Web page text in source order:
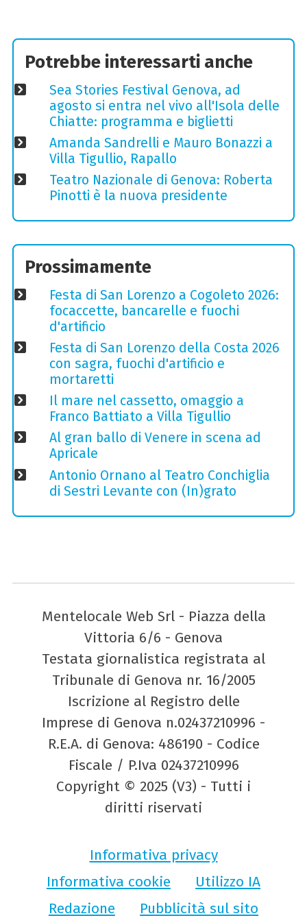
Potrebbe interessarti anche
Sea Stories Festival Genova, ad
agosto si entra nel vivo all'Isola delle
Chiatte: programma e biglietti
Amanda Sandrelli e Mauro Bonazzi a
Villa Tigullio, Rapallo
Teatro Nazionale di Genova: Roberta
Pinotti è la nuova presidente
Prossimamente
Festa di San Lorenzo a Cogoleto 2026:
focaccette, bancarelle e fuochi
d'artificio
Festa di San Lorenzo della Costa 2026
con sagra, fuochi d'artificio e
mortaretti
Il mare nel cassetto, omaggio a
Franco Battiato a Villa Tigullio
Al gran ballo di Venere in scena ad
Apricale
Antonio Ornano al Teatro Conchiglia
di Sestri Levante con (In)grato
Mentelocale Web Srl - Piazza della
Vittoria 6/6 - Genova
Testata giornalistica registrata al
Tribunale di Genova nr. 16/2005
Iscrizione al Registro delle
Imprese di Genova n.02437210996 -
R.E.A. di Genova: 486190 - Codice
Fiscale / P.Iva 02437210996
Copyright © 2025 (V3) - Tutti i
diritti riservati
Informativa privacy
Informativa cookie
Utilizzo IA
Redazione
Pubblicità sul sito